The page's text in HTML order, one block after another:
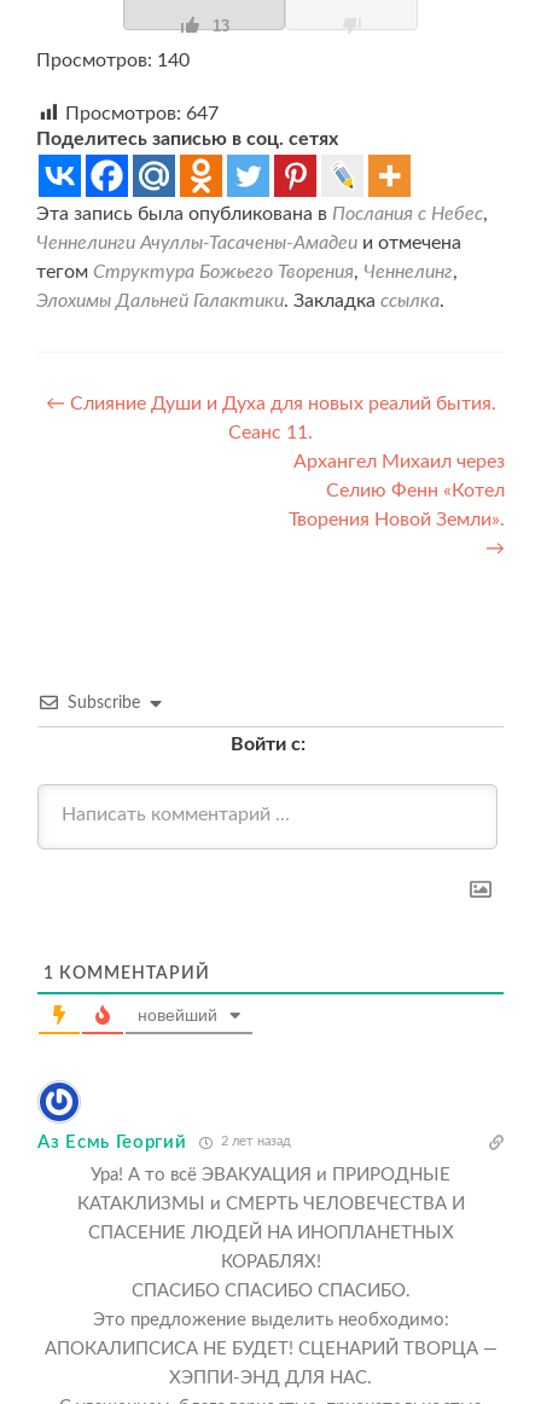
13
Просмотров: 140
Просмотров: 647
Поделитесь записью в соц. сетях
Эта запись была опубликована в Послания с Небес,
Ченнелинги Ачуллы-Тасачены-Амадеи и отмечена
тегом Структура Божьего Творения, Ченнелинг,
Элохимы Дальней Галактики. Закладка ссылка.
Навигация
← Слияние Души и Духа для новых реалий бытия.
Сеанс 11.
Архангел Михаил через
Селию Фенн «Котел
Творения Новой Земли».
→
Subscribe
Войти с:
1 КОММЕНТАРИЙ
новейший
Аз Есмь Георгий 2 лет назад
Ура! А то всё ЭВАКУАЦИЯ и ПРИРОДНЫЕ
КАТАКЛИЗМЫ и СМЕРТЬ ЧЕЛОВЕЧЕСТВА И
СПАСЕНИЕ ЛЮДЕЙ НА ИНОПЛАНЕТНЫХ
КОРАБЛЯХ!
СПАСИБО СПАСИБО СПАСИБО.
Это предложение выделить необходимо:
АПОКАЛИПСИСА НЕ БУДЕТ! СЦЕНАРИЙ ТВОРЦА —
ХЭППИ-ЭНД ДЛЯ НАС.